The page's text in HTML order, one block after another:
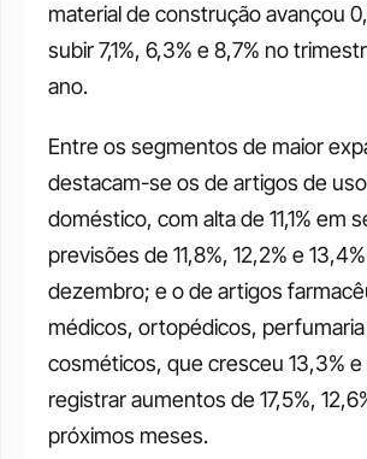
material de construção avançou
subir 7,1%, 6,3% e 8,7% no
ano.
Entre os segmentos de maior
destacam-se os de artigos de
doméstico, com alta de 11,1% em
previsões de 11,8%, 12,2% e
dezembro; e o de artigos
médicos, ortopédicos,
cosméticos, que cresceu 13,3%
registrar aumentos de 17,5%,
próximos meses.